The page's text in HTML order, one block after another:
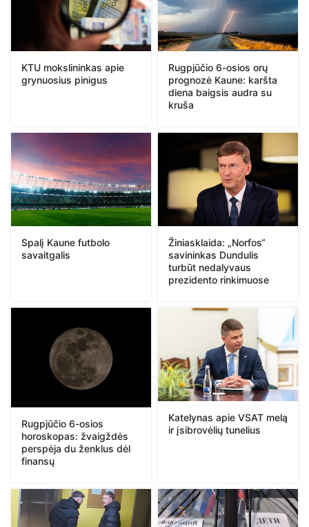
KTU mokslininkas apie
grynuosius pinigus
Rugpjūčio 6-osios orų
prognozė Kaune: karšta
diena baigsis audra su
kruša
Spalį Kaune futbolo
savaitgalis
Žiniasklaida: „Norfos“
savininkas Dundulis
turbūt nedalyvaus
prezidento rinkimuose
Rugpjūčio 6-osios
horoskopas: žvaigždės
perspėja du ženklus dėl
finansų
Katelynas apie VSAT melą
ir įsibrovėlių tunelius